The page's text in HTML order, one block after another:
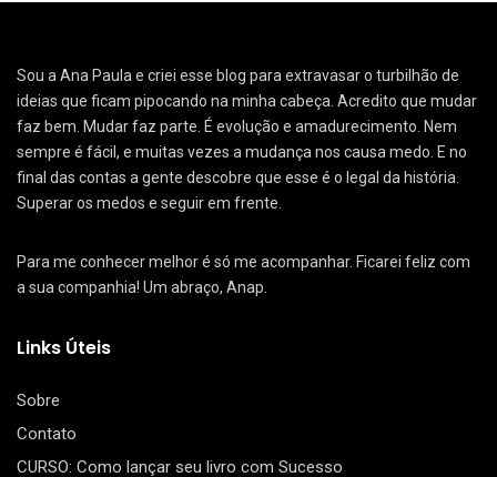
Sou a Ana Paula e criei esse blog para extravasar o turbilhão de
ideias que ficam pipocando na minha cabeça. Acredito que mudar
faz bem. Mudar faz parte. É evolução e amadurecimento. Nem
sempre é fácil, e muitas vezes a mudança nos causa medo. E no
final das contas a gente descobre que esse é o legal da história.
Superar os medos e seguir em frente.
Para me conhecer melhor é só me acompanhar. Ficarei feliz com
a sua companhia! Um abraço, Anap.
Links Úteis
Sobre
Contato
CURSO: Como lançar seu livro com Sucesso